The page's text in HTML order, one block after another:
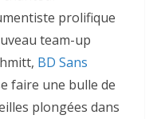
prolifique
team-up
BD Sans
faire une bulle de
plongées dans